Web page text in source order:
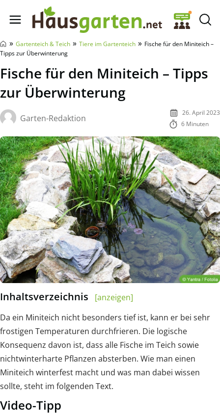
Hausgarten.net
» Gartenteich & Teich » Tiere im Gartenteich » Fische für den Miniteich –
Tipps zur Überwinterung
Fische für den Miniteich – Tipps
zur Überwinterung
Garten-Redaktion
26. April 2023
6 Minuten
Inhaltsverzeichnis
[anzeigen]
Da ein Miniteich nicht besonders tief ist, kann er bei sehr
frostigen Temperaturen durchfrieren. Die logische
Konsequenz davon ist, dass alle Fische im Teich sowie
nichtwinterharte Pflanzen absterben. Wie man einen
Miniteich winterfest macht und was man dabei wissen
sollte, steht im folgenden Text.
Video-Tipp